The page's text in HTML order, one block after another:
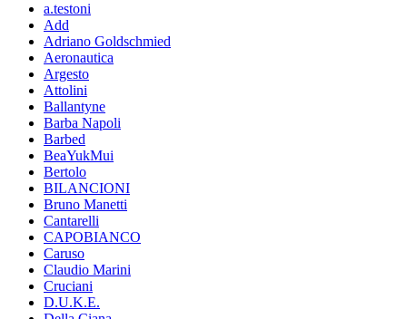
a.testoni
Add
Adriano Goldschmied
Aeronautica
Argesto
Attolini
Ballantyne
Barba Napoli
Barbed
BeaYukMui
Bertolo
BILANCIONI
Bruno Manetti
Cantarelli
CAPOBIANCO
Caruso
Claudio Marini
Cruciani
D.U.K.E.